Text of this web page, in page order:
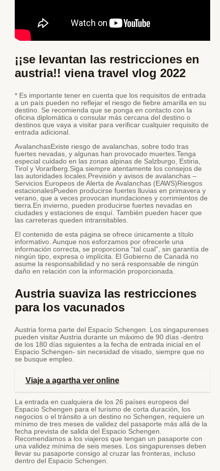
¡¡se levantan las restricciones en
austria!! viena travel vlog 2022
* Es importante tener en cuenta que los requisitos de entrada
a un país pueden no reflejar el riesgo de fiebre amarilla en su
destino. Se recomienda que se ponga en contacto con la
oficina diplomática o consular más cercana del destino o
destinos que vaya a visitar para verificar cualquier requisito de
entrada adicional.
AvalanchasExiste riesgo de avalanchas, sobre todo tras
fuertes nevadas, y algunas han provocado muertes.Tenga
especial cuidado en las zonas alpinas de Salzburgo, Estiria,
Tirol y Vorarlberg.Siga siempre atentamente los consejos de
las autoridades locales.Previsión y avisos de avalanchas –
Servicios Europeos de Alerta de Avalanchas (EAWS)Riesgos
estacionalesPueden producirse fuertes lluvias en primavera y
verano, que a veces provocan inundaciones y corrimientos de
tierra.En invierno, pueden producirse fuertes nevadas en
ciudades y estaciones de esquí. También pueden hacer que
las carreteras queden intransitables.
El contenido de esta página se ofrece únicamente a título
informativo. Aunque nos esforzamos por ofrecerle una
información correcta, se proporciona “tal cual”, sin garantía de
ningún tipo, expresa o implícita. El Gobierno de Canadá no
asume la responsabilidad y no será responsable de ningún
daño en relación con la información proporcionada.
Austria suaviza las restricciones
para los vacunados
Austria forma parte del Espacio Schengen. Los singapurenses
pueden visitar Austria durante un máximo de 90 días -dentro
de los 180 días siguientes a la fecha de entrada inicial en el
Espacio Schengen- sin necesidad de visado, siempre que no
se busque empleo.
Viaje a agartha ver online
La entrada en cualquiera de los 26 países europeos del
Espacio Schengen para el turismo de corta duración, los
negocios o el tránsito a un destino no Schengen, requiere un
mínimo de tres meses de validez del pasaporte más allá de la
fecha prevista de salida del Espacio Schengen.
Recomendamos a los viajeros que tengan un pasaporte con
una validez mínima de seis meses. Los singapurenses deben
llevar su pasaporte consigo al cruzar las fronteras, incluso
dentro del Espacio Schengen.